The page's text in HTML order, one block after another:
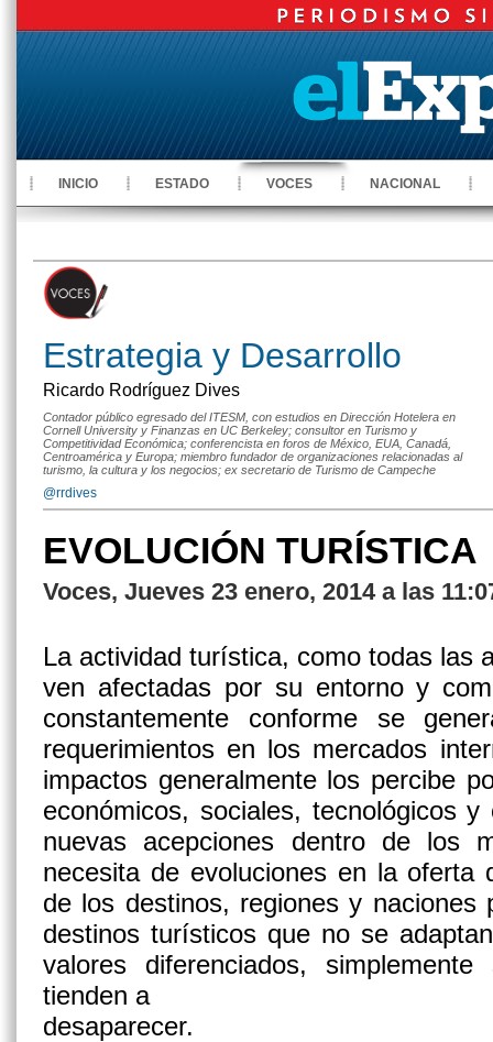
INICIO ESTADO VOCES NACIONAL
Estrategia y Desarrollo
Ricardo Rodríguez Dives
Contador público egresado del ITESM, con estudios en Dirección Hotelera en
Cornell University y Finanzas en UC Berkeley; consultor en Turismo y
Competitividad Económica; conferencista en foros de México, EUA, Canadá,
Centroamérica y Europa; miembro fundador de organizaciones relacionadas al
turismo, la cultura y los negocios; ex secretario de Turismo de Campeche
@rrdives
EVOLUCIÓN TURÍSTICA
Voces, Jueves 23 enero, 2014 a las
La actividad turística, como todas las
ven afectadas por su entorno y
constantemente conforme se
requerimientos en los mercados
impactos generalmente los percibe
económicos, sociales, tecnológicos
nuevas acepciones dentro de los
necesita de evoluciones en la oferta
de los destinos, regiones y naciones
destinos turísticos que no se
valores diferenciados,
tienden a
desaparecer.